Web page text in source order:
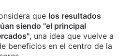
que los resultados
siendo "el principal
, una idea que vuelve a
beneficios en el centro de la